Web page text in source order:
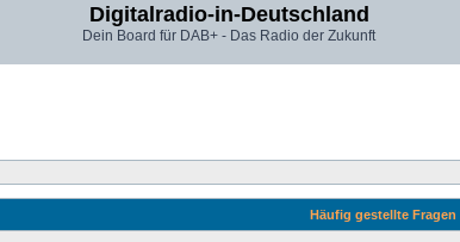
Digitalradio-in-Deutschland
Dein Board für DAB+ - Das Radio der Zukunft
Häufig gestellte Fragen